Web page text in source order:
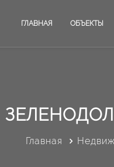
ГЛАВНАЯ ОБЪЕКТЫ
Главная